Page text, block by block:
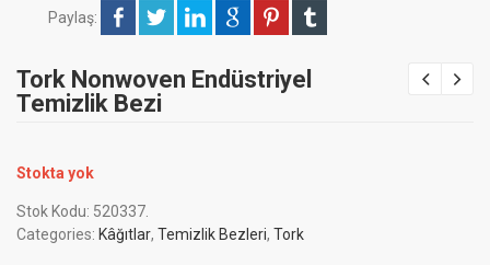
Paylaş:
Tork Nonwoven Endüstriyel
Temizlik Bezi
Stokta yok
Stok Kodu: 520337.
Categories: Kâğıtlar, Temizlik Bezleri, Tork